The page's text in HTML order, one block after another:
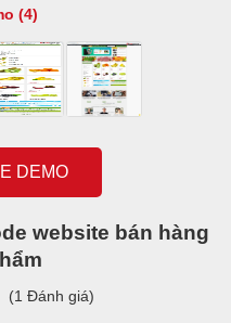
(4)
DEMO
website bán hàng
(1 Đánh giá)